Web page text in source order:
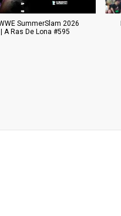
SummerSlam 2026
A Ras De Lona #595